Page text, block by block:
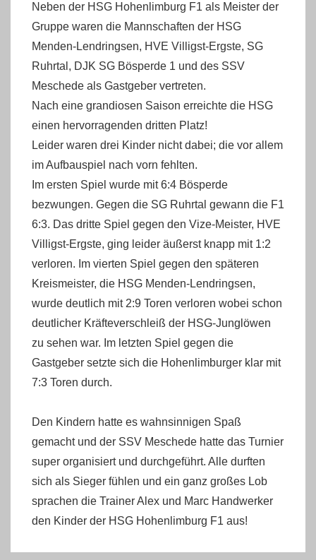
Neben der HSG Hohenlimburg F1 als Meister der
Gruppe waren die Mannschaften der HSG
Menden-Lendringsen, HVE Villigst-Ergste, SG
Ruhrtal, DJK SG Bösperde 1 und des SSV
Meschede als Gastgeber vertreten.
Nach eine grandiosen Saison erreichte die HSG
einen hervorragenden dritten Platz!
Leider waren drei Kinder nicht dabei; die vor allem
im Aufbauspiel nach vorn fehlten.
Im ersten Spiel wurde mit 6:4 Bösperde
bezwungen. Gegen die SG Ruhrtal gewann die F1
6:3. Das dritte Spiel gegen den Vize-Meister, HVE
Villigst-Ergste, ging leider äußerst knapp mit 1:2
verloren. Im vierten Spiel gegen den späteren
Kreismeister, die HSG Menden-Lendringsen,
wurde deutlich mit 2:9 Toren verloren wobei schon
deutlicher Kräfteverschleiß der HSG-Junglöwen
zu sehen war. Im letzten Spiel gegen die
Gastgeber setzte sich die Hohenlimburger klar mit
7:3 Toren durch.
Den Kindern hatte es wahnsinnigen Spaß
gemacht und der SSV Meschede hatte das Turnier
super organisiert und durchgeführt. Alle durften
sich als Sieger fühlen und ein ganz großes Lob
sprachen die Trainer Alex und Marc Handwerker
den Kinder der HSG Hohenlimburg F1 aus!